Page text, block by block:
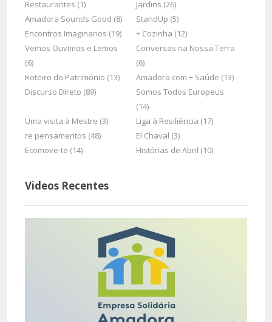
Restaurantes (1)
Jardins (26)
Amadora Sounds Good (8)
StandUp (5)
Encontros Imaginarios (19)
+ Cozinha (12)
Vemos Ouvimos e Lemos
(6)
Conversas na Nossa Terra
(6)
Roteiro do Património (13)
Amadora com + Saúde (13)
Discurso Direto (89)
Somos Todos Europeus
(14)
Uma visita à Mestre (3)
Liga à Resiliência (17)
re pensamentos (48)
El Chaval (3)
Ecomove-te (14)
Histórias de Abril (10)
Videos Recentes